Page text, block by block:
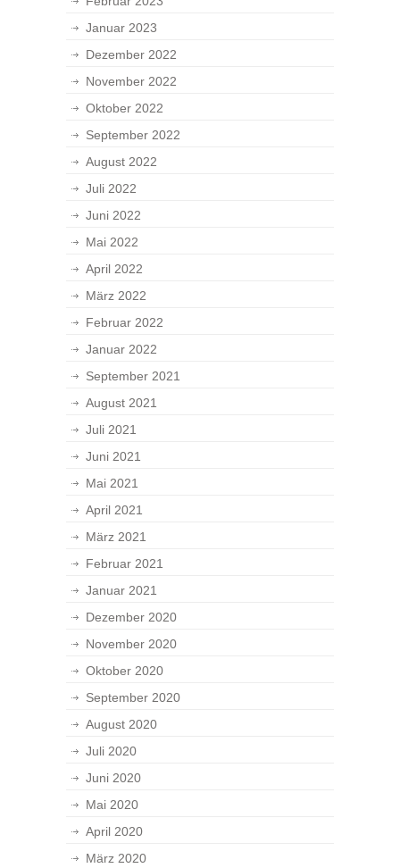
Januar 2023
Dezember 2022
November 2022
Oktober 2022
September 2022
August 2022
Juli 2022
Juni 2022
Mai 2022
April 2022
März 2022
Februar 2022
Januar 2022
September 2021
August 2021
Juli 2021
Juni 2021
Mai 2021
April 2021
März 2021
Februar 2021
Januar 2021
Dezember 2020
November 2020
Oktober 2020
September 2020
August 2020
Juli 2020
Juni 2020
Mai 2020
April 2020
März 2020